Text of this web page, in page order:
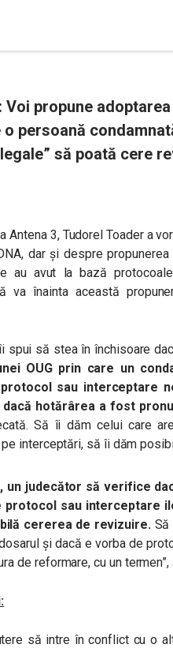
propune
persoană
să poată cere
Antena 3, Tudorel Toader a
dar și despre
au avut la bază
va înainta această
spui să stea în închisoare
OUG prin care un
sau interceptare
hotărârea a fost
Să îi dăm celui care
interceptări, să îi dăm
un judecător să verifice
protocol sau interceptare
cererea de revizuire. Să
și dacă e vorba de
de reformare, cu un
să intre în conflict cu o